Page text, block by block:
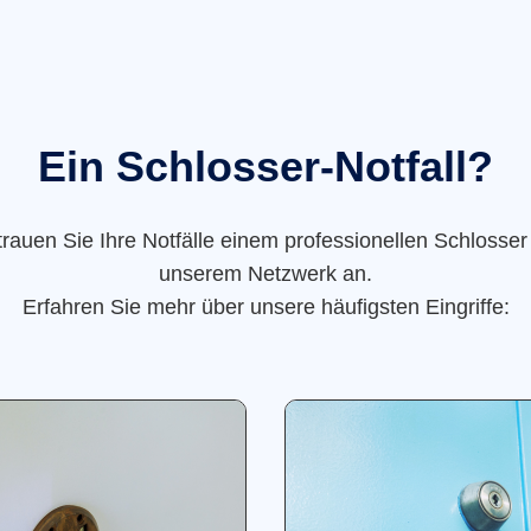
Ein Schlosser-Notfall?
Sie Ihre Notfälle einem professionellen
unserem Netzwerk an.
Erfahren Sie mehr über unsere häufigsten Eingriffe: